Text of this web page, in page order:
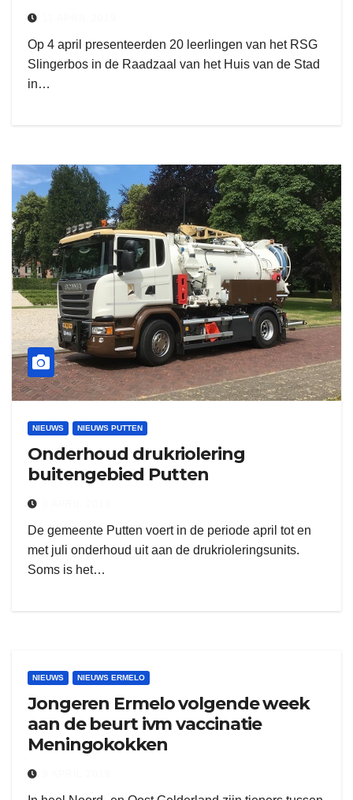
Op 4 april presenteerden 20 leerlingen van het RSG
Slingerbos in de Raadzaal van het Huis van de Stad
in…
NIEUWS NIEUWS PUTTEN
Onderhoud drukriolering
buitengebied Putten
De gemeente Putten voert in de periode april tot en
met juli onderhoud uit aan de drukrioleringsunits.
Soms is het…
NIEUWS NIEUWS ERMELO
Jongeren Ermelo volgende week
aan de beurt ivm vaccinatie
Meningokokken